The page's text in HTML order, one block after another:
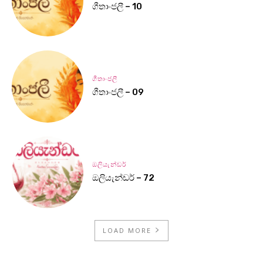
ගීතාංජලී – 10
ගීතාංජලී
ගීතාංජලී – 09
ඔලියැන්ඩර්
ඔලියැන්ඩර් – 72
LOAD MORE